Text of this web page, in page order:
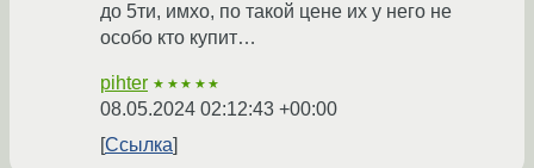
до 5ти, имхо, по такой цене их у него не
особо кто купит…
pihter ★★★★★
08.05.2024 02:12:43 +00:00
Ссылка